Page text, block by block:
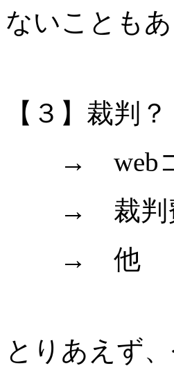
ないことも
【３】裁判？
→ webコ
→ 裁判費
→ 他
とりあえず